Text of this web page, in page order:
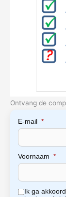
Ontvang de
E-mail *
Voornaam *
Ik ga